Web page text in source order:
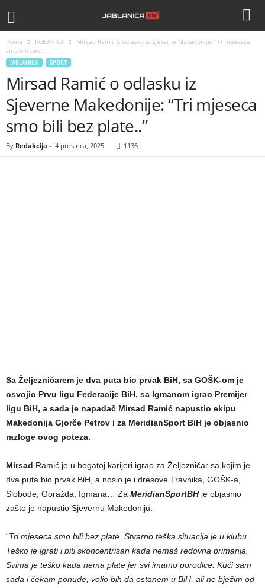
Home JABLANICA
Mirsad Ramić o odlasku iz Sjeverne Makedonije: “Tri mjeseca
smo bili bez...
JABLANICA SPORT
Mirsad Ramić o odlasku iz
Sjeverne Makedonije: “Tri mjeseca
smo bili bez plate..”
By Redakcija - 4 prosinca, 2025 1136
Sa Željezničarem je dva puta bio prvak BiH, sa GOŠK-om je
osvojio Prvu ligu Federacije BiH, sa Igmanom igrao Premijer
ligu BiH, a sada je napadač Mirsad Ramić napustio ekipu
Makedonija Gjorče Petrov i za MeridianSport BiH je objasnio
razloge ovog poteza.
Mirsad Ramić je u bogatoj karijeri igrao za Željezničar sa kojim je
dva puta bio prvak BiH, a nosio je i dresove Travnika, GOŠK-a,
Slobode, Goražda, Igmana… Za MeridianSportBHje objasnio
zašto je napustio Sjevernu Makedoniju.
“Tri mjeseca smo bili bez plate. Stvarno teška situacija je u klubu.
Teško je igrati i biti skoncentrisan kada nemaš redovna primanja.
Svima je teško kada nema plate jer svi imamo porodice. Kući sam
sada i čekam ponude, volio bih da ostanem u BiH, ali ne bježim od